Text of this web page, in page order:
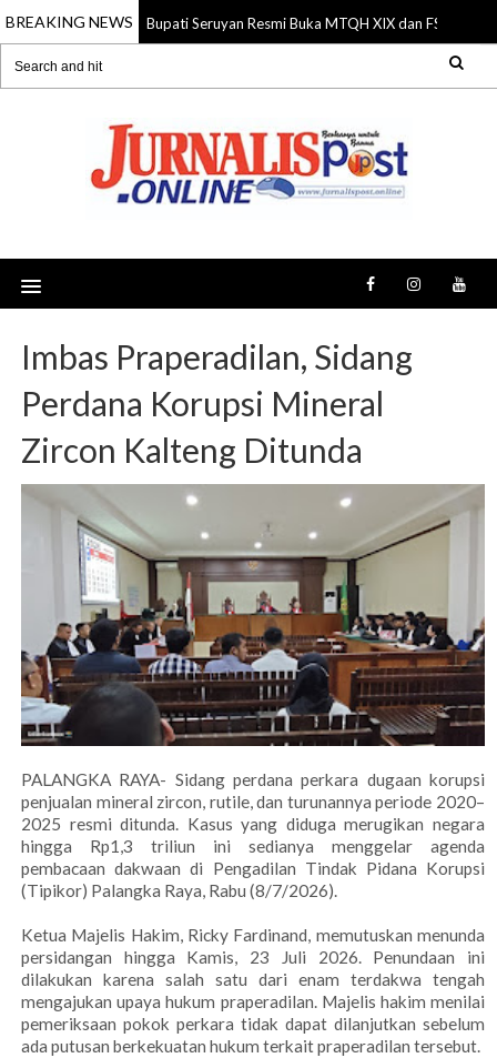
BREAKING NEWS
06 Aug 2026 Bupati Seruyan Resmi Buka MTQH XIX dan FSQ
Imbas Praperadilan, Sidang
Perdana Korupsi Mineral
Zircon Kalteng Ditunda
PALANGKA RAYA- Sidang perdana perkara dugaan korupsi
penjualan mineral zircon, rutile, dan turunannya periode 2020–
2025 resmi ditunda. Kasus yang diduga merugikan negara
hingga Rp1,3 triliun ini sedianya menggelar agenda
pembacaan dakwaan di Pengadilan Tindak Pidana Korupsi
(Tipikor) Palangka Raya, Rabu (8/7/2026).
Ketua Majelis Hakim, Ricky Fardinand, memutuskan menunda
persidangan hingga Kamis, 23 Juli 2026. Penundaan ini
dilakukan karena salah satu dari enam terdakwa tengah
mengajukan upaya hukum praperadilan. Majelis hakim menilai
pemeriksaan pokok perkara tidak dapat dilanjutkan sebelum
ada putusan berkekuatan hukum terkait praperadilan tersebut.